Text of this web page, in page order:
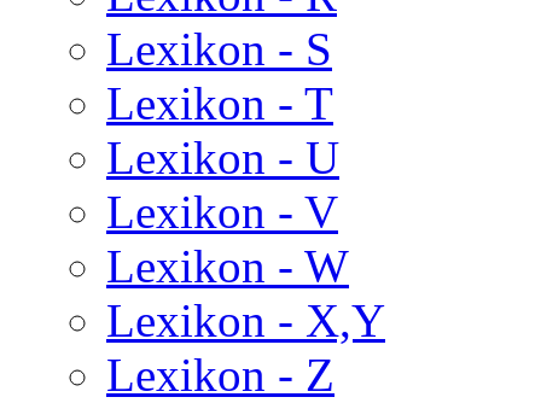
Lexikon - S
Lexikon - T
Lexikon - U
Lexikon - V
Lexikon - W
Lexikon - X,Y
Lexikon - Z